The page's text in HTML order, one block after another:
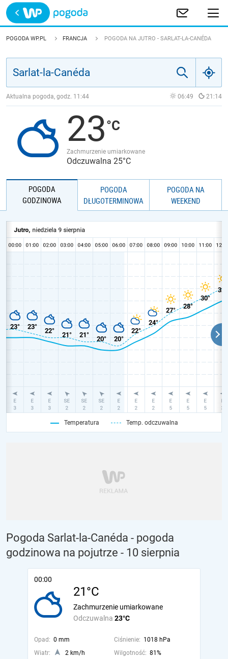
Trwa ładowanie
POLSKA
JAKOŚĆ POWIETRZA
POGODA WP.PL FRANCJA POGODA NA JUTRO - SARLAT-LA-CANÉDA
Aktualna pogoda, godz. 11:44 06:49 21:14
23
Zachmurzenie umiarkowane
Odczuwalna 25°C
POGODA
GODZINOWA
POGODA
DŁUGOTERMINOWA
POGODA NA
WEEKEND
Temperatura Temp. odczuwalna
Pogoda Sarlat-la-Canéda - pogoda
godzinowa na pojutrze - 10 sierpnia
00:00
21°C
Odczuwalna 23°C
Zachmurzenie umiarkowane
Opad: 0 mm Ciśnienie: 1018 hPa
Wiatr:
2 km/h Wilgotność: 81%